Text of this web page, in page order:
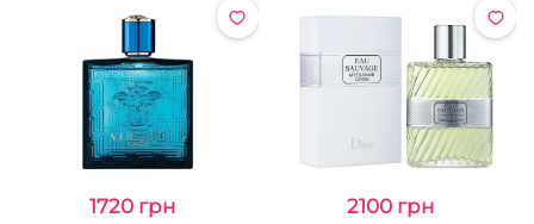
1720 грн 2100 грн